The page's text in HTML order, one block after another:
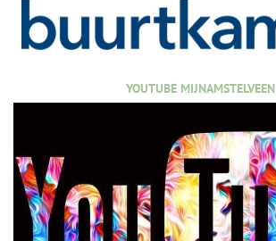
YOUTUBE MIJNAMSTELVEEN